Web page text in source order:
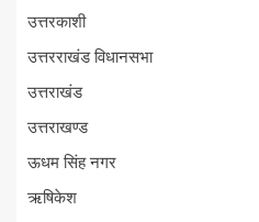
उत्तरकाशी
उत्तरराखंड विधानसभा
उत्तराखंड
उत्तराखण्ड
ऊधम सिंह नगर
ऋषिकेश